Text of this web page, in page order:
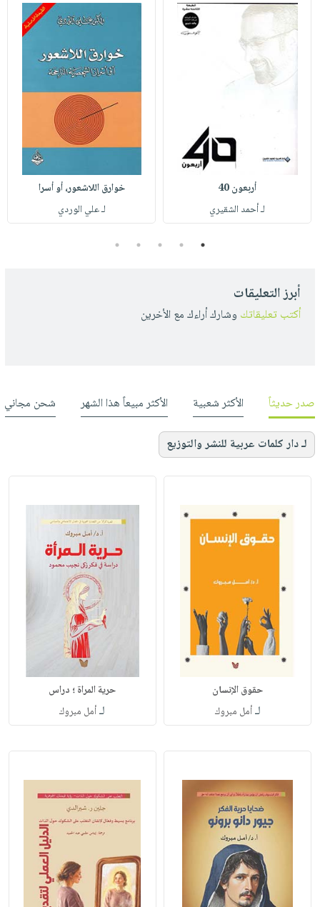
أربعون 40
لـ أحمد الشقيري
خوارق اللاشعور، أو أسرا
لـ علي الوردي
1
2
3
4
5
أبرز التعليقات
أكتب تعليقاتك وشارك أراءك مع الأخرين
صدر حديثاً الأكثر شعبية الأكثر مبيعاً هذا الشهر شحن مجاني
لـ دار كلمات عربية للنشر والتوزيع
حقوق الإنسان
لـأمل مبروك
حرية المراة ؛ دراس
لـأمل مبروك